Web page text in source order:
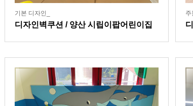
기본 디자인_
디자인벽쿠션 / 양산 시립이팝어린이집
주